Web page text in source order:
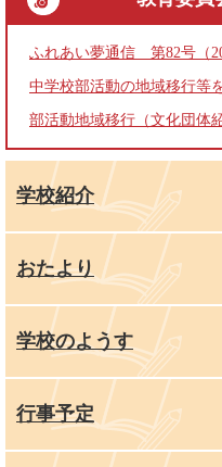
ふれあい夢通信 第82号（
中学校部活動の地域移行等
部活動地域移行（文化団体
学校紹介
おたより
学校のようす
行事予定